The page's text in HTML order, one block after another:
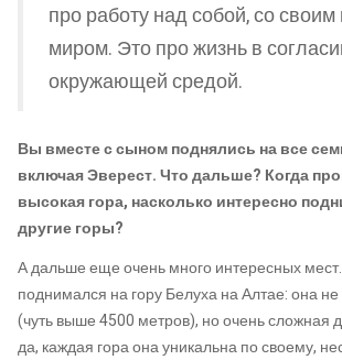
про работу над собой, со
миром. Это про жизнь в
окружающей средой.
Вы вместе с сыном поднялись на все
включая Эверест. Что дальше? Когда
высокая гора, насколько интересно
другие горы?
А дальше еще очень много интересных
поднимался на гору Белуха на Алтае: она
(чуть выше 4500 метров), но очень сложная
да, каждая гора она уникальна по своему,